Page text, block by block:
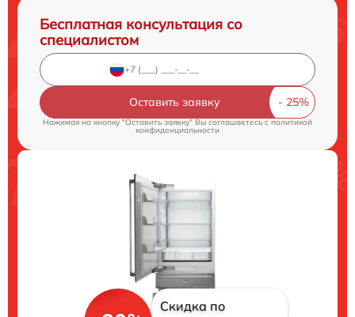
Бесплатная консультация со
специалистом
Оставить заявку
Нажимая на кнопку "Оставить заявку" Вы соглашаетесь cполитикой
конфиденциальности
Скидка по